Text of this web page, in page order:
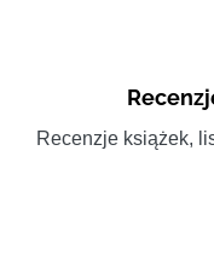
Recenzje książek,